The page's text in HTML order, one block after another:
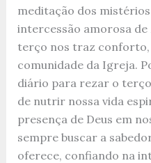
meditação dos
intercessão amorosa
terço nos traz conforto,
comunidade da Igreja.
diário para rezar o
de nutrir nossa vida
presença de Deus em
sempre buscar a
oferece, confiando na